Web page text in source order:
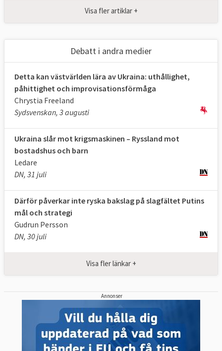
hinder på vägen,läs mer .
Internationella domstolen till Ryssland:
Avbryt kriget
Ryssland ska omedelbart avbryta kriget mot
Ukraina. Det slog den Internationella
domstolen i Haag fast på onsdagen.
Domstolen fann inte några bevis på att
Ukraina gjort sig skyldig till folkmord som
Ryssland angav som skäl till invasionen.
"Fullständig seger", twittrade Ukrainas
president Volodymyr Zelenskyj efter
beslutet,
Visa fler artiklar +
Debatt i andra medier
Detta kan västvärlden lära av Ukraina: uthållighet,
påhittighet och improvisationsförmåga
Chrystia Freeland
Sydsvenskan, 3 augusti
Ukraina slår mot krigsmaskinen – Ryssland mot
bostadshus och barn
Ledare
DN, 31 juli
Därför påverkar inte ryska bakslag på slagfältet Putins
mål och strategi
Gudrun Persson
DN, 30 juli
Visa fler länkar +
Annonser